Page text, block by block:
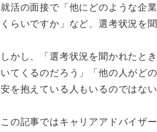
就活の面接で「他にどのような企
くらいですか」など、選考状況を
しかし、「選考状況を聞かれたと
いてくるのだろう」「他の人がど
安を抱えている人もいるのではない
この記事ではキャリアアドバイザ